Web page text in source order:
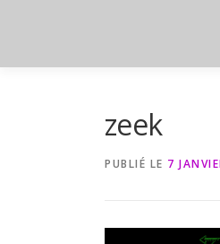
zeek
PUBLIÉ LE 7